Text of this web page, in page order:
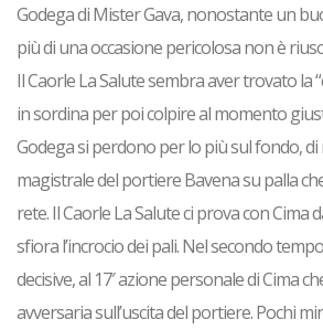
Godega di Mister Gava, nonostante un
più di una occasione pericolosa non è
IlCaorle La Salutesembra aver trovato la
in sordina per poi colpire al momento
Godega si perdono per lo più sul fondo,
magistrale del portiere Bavena su palla
rete.Il Caorle La Saluteci prova con Cima
sfiora l’incrocio dei pali. Nel secondo
decisive, al 17′ azione personale di Cima
avversaria sull’uscita del portiere. Pochi